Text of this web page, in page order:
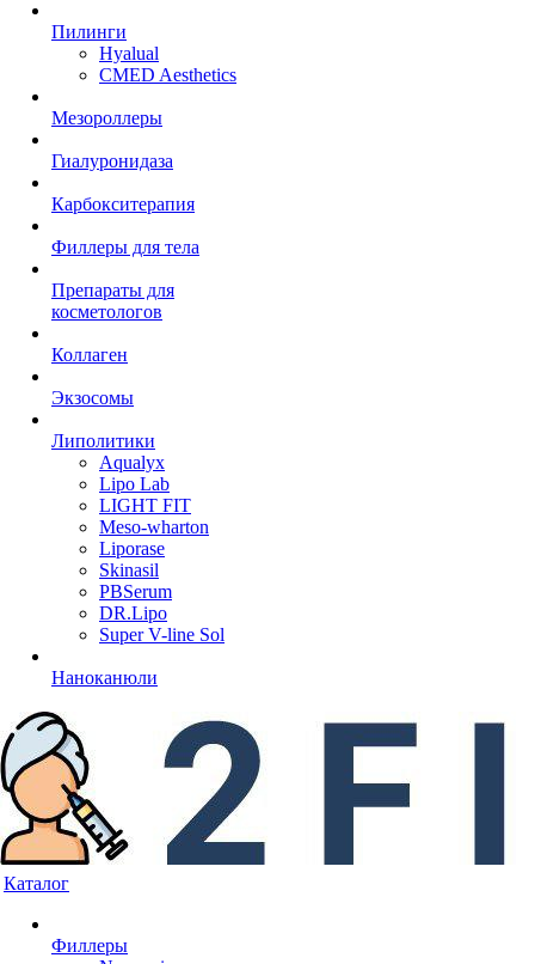
Пилинги
Hyalual
CMED Aesthetics
Мезороллеры
Гиалуронидаза
Карбокситерапия
Филлеры для тела
Препараты для
косметологов
Коллаген
Экзосомы
Липолитики
Aqualyx
Lipo Lab
LIGHT FIT
Meso-wharton
Liporase
Skinasil
PBSerum
DR.Lipo
Super V-line Sol
Наноканюли
Каталог
Филлеры